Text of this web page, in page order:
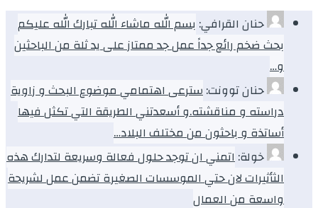
حنان القرافي: بسم الله ماشاء الله تبارك الله عليكم
بحث ضخم رائع جداً عمل جد ممتاز على يد ثلة من الباحثين
و…
حنان توونت:سترعى اهتمامي موضوع البحث و زاوية
دراسته و مناقشته.و أسعدتني الطريقة التي تكثل فيها
أساتذة و باحثون من مختلف البلاد…
خولة:اتمني ان توجد حلول فعالة وسريعة لتدارك هذه
الثأثيرات لان حتي الموسسات الصغيرة تضمن عمل لشريحة
واسعة من العمال